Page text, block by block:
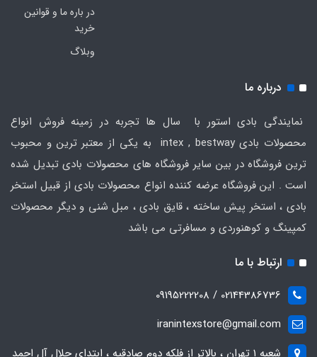
در باره ما و قوانین
خرید
وبلاگ
درباره ما
نمایندگی بادی استور با سال ها تجربه در زمینه فروش انواع
محصولات بادی intex , bestway به یکی از معتبر ترین و محبوب
ترین فروشگاه در بین سایر فروشگاه های محصولات بادی تبدیل شده
است . این فروشگاه عرضه کننده انواع محصولات بادی از قبیل استخر
بادی ، استخر پیش ساخته ، قایق بادی ، مبل شنی و دیگر محصولات
کمپینگ و کوهنوردی و مسافرتی می باشد
ارتباط با ما
02144386736 / 09195222208
iranintexstore@gmail.com
شعبه ۱ تهران ، بالاتر از فلکه دوم صادقیه ، ابتدای جلال آل احمد